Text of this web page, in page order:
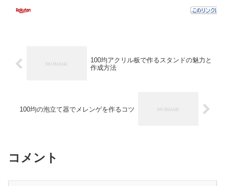
100均アクリル板で作るスタンドの魅力と
作成方法
100均の泡立て器でメレンゲを作るコツ
コメント